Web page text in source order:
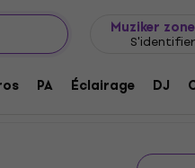
Muziker zone
S'identifier
PA Éclairage DJ